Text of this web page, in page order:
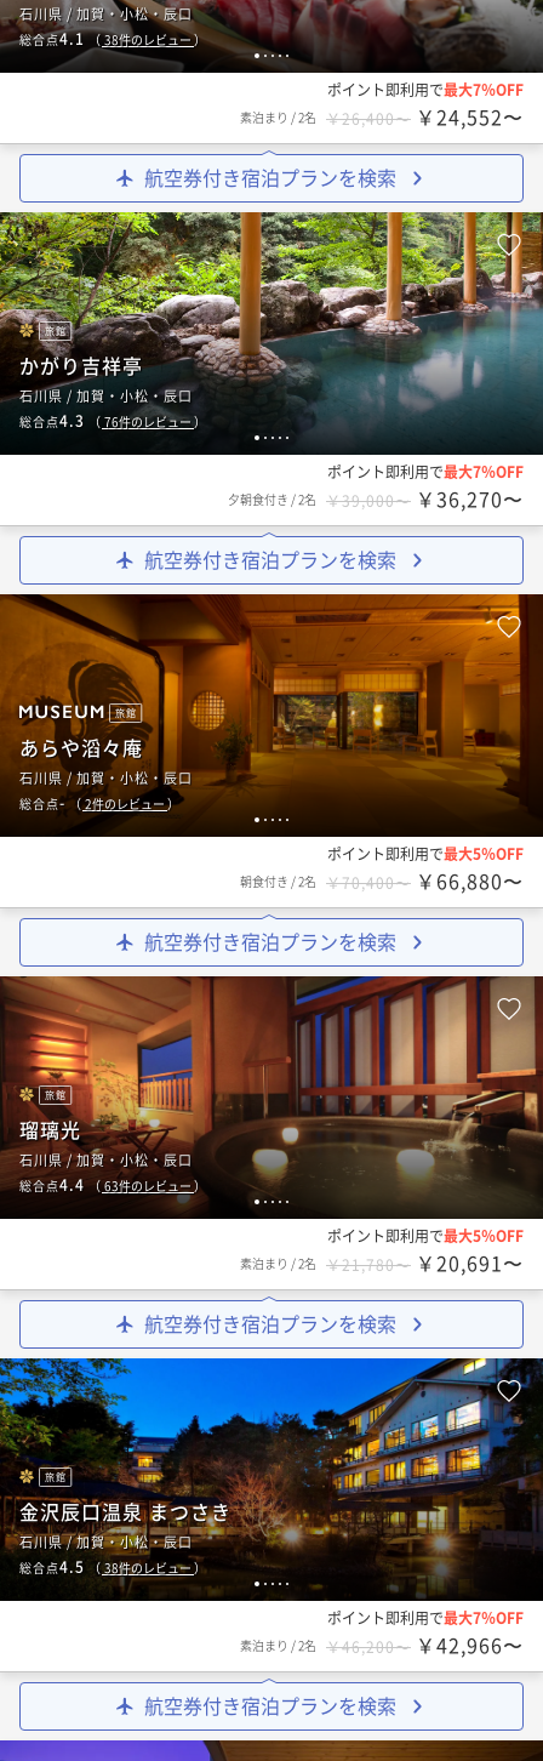
1 2345
石川県 / 加賀・小松・辰口
総合点4.1（38件のレビュー）
ポイント即利用で最大7％OFF
素泊まり /2名 ￥26,400〜 ￥24,552〜
航空券付き宿泊プランを検索
1 2 3 4 5
旅館
かがり吉祥亭
石川県 / 加賀・小松・辰口
総合点4.3 （ 76件のレビュー）
ポイント即利用で最大7％OFF
夕朝食付き /2名 ￥39,000〜 ￥36,270〜
航空券付き宿泊プランを検索
1 2 3 4 5
旅館
あらや滔々庵
石川県 / 加賀・小松・辰口
総合点-（2件のレビュー）
ポイント即利用で最大5％OFF
朝食付き /2名 ￥70,400〜 ￥66,880〜
航空券付き宿泊プランを検索
1 234 5
旅館
瑠璃光
石川県 / 加賀・小松・辰口
総合点4.4（63件のレビュー）
ポイント即利用で最大5％OFF
素泊まり /2名 ￥21,780〜 ￥20,691〜
航空券付き宿泊プランを検索
1 2 3 4 5
旅館
金沢辰口温泉 まつさき
石川県 / 加賀・小松・辰口
総合点4.5 （ 38件のレビュー）
ポイント即利用で最大7％OFF
素泊まり /2名 ￥46,200〜 ￥42,966〜
航空券付き宿泊プランを検索